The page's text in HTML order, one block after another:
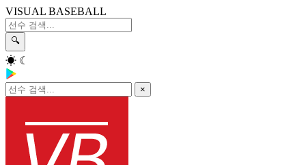
VISUAL BASEBALL
🔍
☀ ☾
×